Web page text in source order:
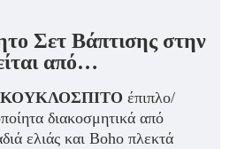
Σετ Βάπτισης στην
από…
ΚΟΥΚΛΟΣΠΙΤΟ έπιπλο/
διακοσμητικά από
ελιάς και Boho πλεκτά